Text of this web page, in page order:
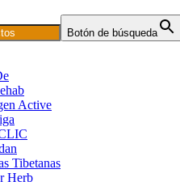
Botón de búsqueda
Active
Tibetanas
Herb